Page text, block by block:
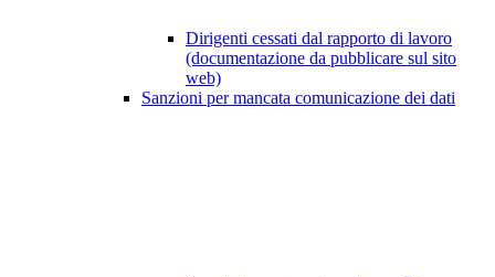
Dirigenti cessati dal rapporto di lavoro
(documentazione da pubblicare sul sito
web)
Sanzioni per mancata comunicazione dei dati